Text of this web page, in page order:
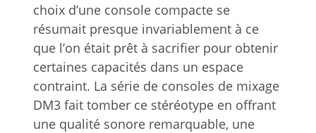
choix d’une console compacte se
résumait presque invariablement à ce
que l’on était prêt à sacrifier pour obtenir
certaines capacités dans un espace
contraint. La série de consoles de mixage
DM3 fait tomber ce stéréotype en offrant
une qualité sonore remarquable, une